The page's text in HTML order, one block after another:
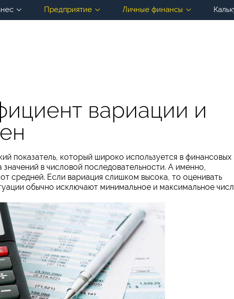
Предприятие Личные финансы
вариации и
показатель, который широко используется в финансовых
в числовой последовательности. А именно,
средней. Если вариация слишком высока, то оценивать
обычно исключают минимальное и максимальное